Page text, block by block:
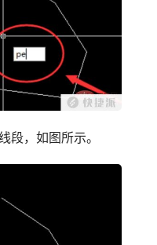
段，如图所示。